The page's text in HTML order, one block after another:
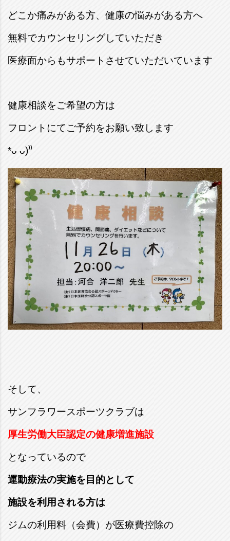
どこか痛みがある方、健康の悩みがある方へ
無料でカウンセリングしていただき
医療面からもサポートさせていただいています
健康相談をご希望の方は
フロントにてご予約をお願い致します
*ᴗ ᴗ)⁾⁾
そして、
サンフラワースポーツクラブは
厚生労働大臣認定の健康増進施設
となっているので
運動療法の実施を目的として
施設を利用される方は
ジムの利用料（会費）が医療費控除の